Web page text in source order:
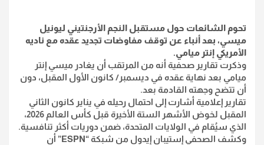
تحوم الشائعات حول مستقبل النجم الأرجنتيني ليونيل
ميسي، بعد أنباء عن توقف مفاوضات تجديد عقده مع ناديه
الأمريكي إنتر ميامي.
وذكرت تقارير صحفية أنه من المرتقب أن يغادر ميسي إنتر
ميامي بعد نهاية عقده في ديسمبر/ كانون الأول المقبل، دون
أن تتضح وجهته القادمة بعد.
تقارير إعلامية أشارت إلى احتمال رحيله في يناير كانون الثاني
المقبل لخوض الأشهر الستة الأخيرة قبل كأس العالم 2026،
الذي سيُقام في الولايات المتحدة، ضمن دوريات أكثر تنافسية.
وكشف الصحفي إستيبان إيدول من شبكة “ESPN” أن